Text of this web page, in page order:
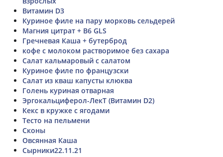
Витамин D3
Куриное филе на пару морковь сельдерей
Магния цитрат + В6 GLS
Гречневая Каша + бутерброд
кофе с молоком растворимое без сахара
Салат кальмаровый с салатом
Куриное филе по французски
Салат из кваш капусты клюква
Голень куриная отварная
Эргокальциферол-ЛекТ (Витамин D2)
Кекс в кружке с ягодами
Тесто на пельмени
Сконы
Овсянная Каша
Сырники22.11.21